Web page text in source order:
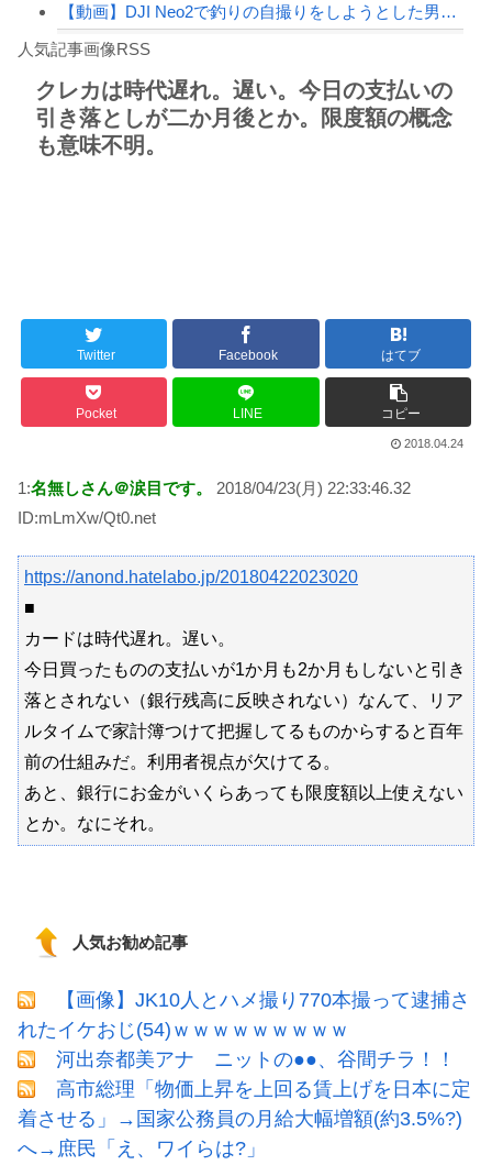
Powered by livedoor 相互RSS
【動画】DJI Neo2で釣りの自撮りをしようとした男の悲劇（ノ∇`）
しんのすけ「ギアスを手に入れたゾ」
8/4のニュース
Powered by livedoor 相互RSS
人気記事画像RSS
クレカは時代遅れ。遅い。今日の支払いの
引き落としが二か月後とか。限度額の概念
も意味不明。
Twitter Facebook はてブ
Pocket LINE コピー
2018.04.24
1:名無しさん＠涙目です。
2018/04/23(月) 22:33:46.32
ID:mLmXw/Qt0.net
https://anond.hatelabo.jp/20180422023020
■
カードは時代遅れ。遅い。
今日買ったものの支払いが1か月も2か月もしないと引き
落とされない（銀行残高に反映されない）なんて、リア
ルタイムで家計簿つけて把握してるものからすると百年
前の仕組みだ。利用者視点が欠けてる。
あと、銀行にお金がいくらあっても限度額以上使えない
とか。なにそれ。
人気お勧め記事
【画像】JK10人とハメ撮り770本撮って逮捕さ
れたイケおじ(54)ｗｗｗｗｗｗｗｗｗ
河出奈都美アナ ニットの●●、谷間チラ！！
高市総理「物価上昇を上回る賃上げを日本に定
着させる」→国家公務員の月給大幅増額(約3.5%?)
へ→庶民「え、ワイらは?」